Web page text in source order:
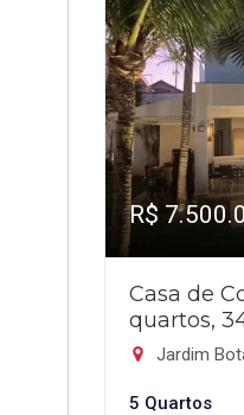
R$
Casa de
quartos,
Jardim
5 Quartos